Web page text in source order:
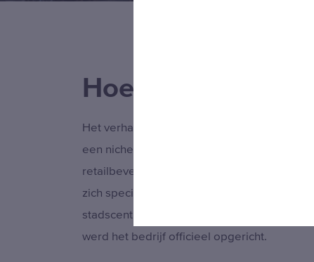
Hoe het allemaal
Het verhaal van MAATbeveiliging begint in
een nichespeler te worden in de
retailbeveiliging. Wij vonden dat er een
zich specifiek richt op het beveiligen van
stadscentra. Zo is het idee voor
werd het bedrijf officieel opgericht.